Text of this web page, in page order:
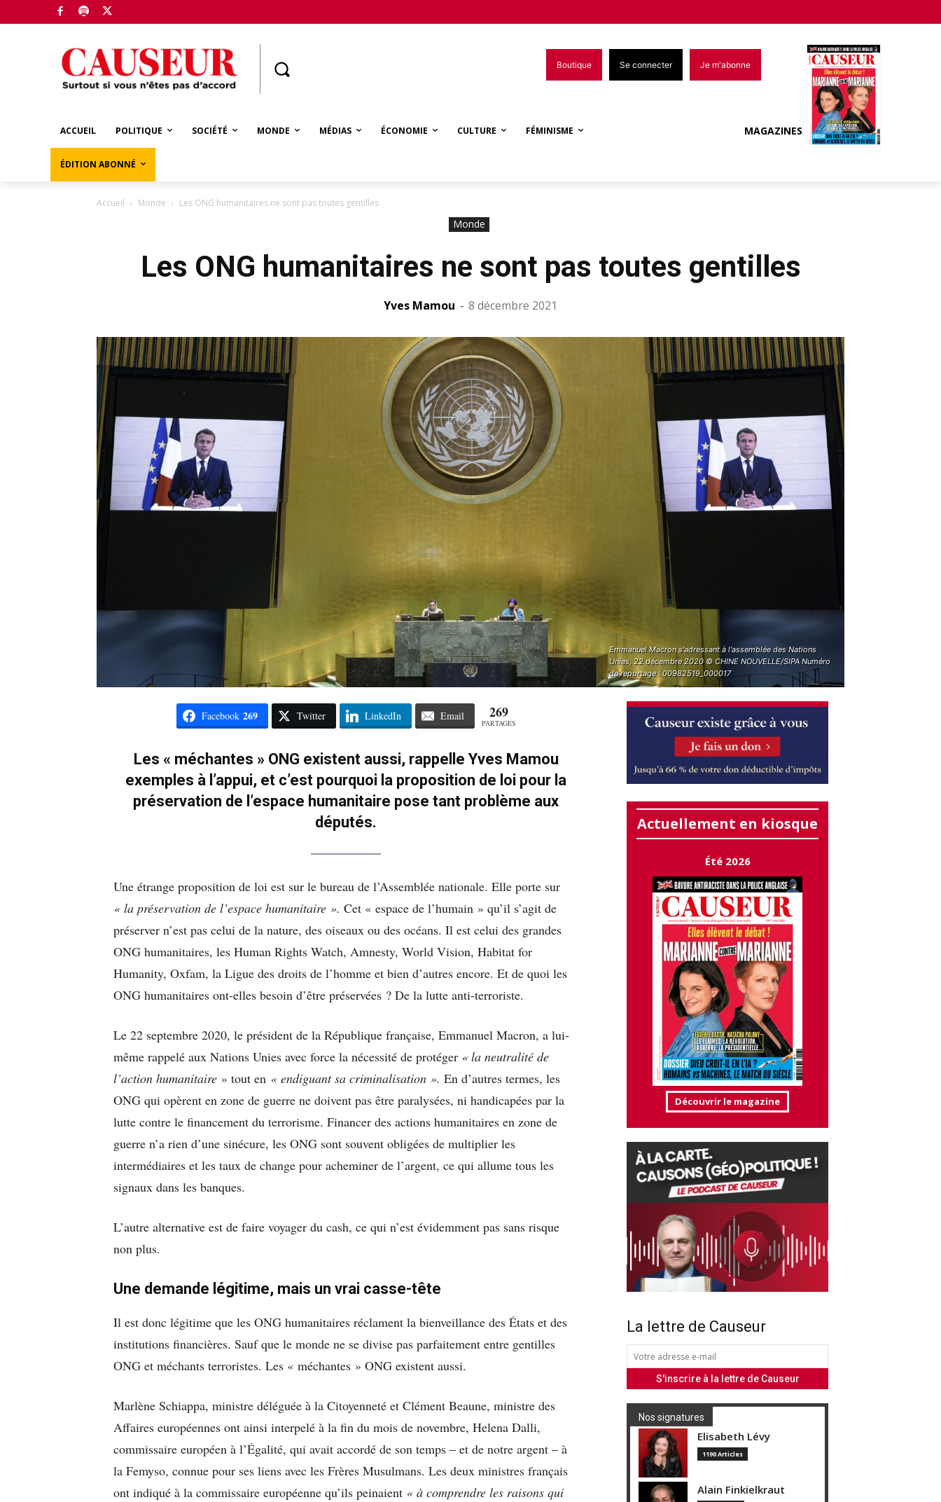
Boutique Se connecter Je m'abonne
ACCUEIL POLITIQUE SOCIÉTÉ MONDE MÉDIAS ÉCONOMIE CULTURE FÉMINISME
ÉDITION ABONNÉ
MAGAZINES
Accueil Monde Les ONG humanitaires ne sont pas toutes gentilles
Monde
Les ONG humanitaires ne sont pas toutes gentilles
Yves Mamou - 8 décembre 2021
Emmanuel Macron s'adressant à l'assemblée des Nations
Unies, 22 décembre 2020 © CHINE NOUVELLE/SIPA Numéro
de reportage : 00982519_000017
Facebook 269 Twitter LinkedIn Email 269
PARTAGES
Les « méchantes » ONG existent aussi, rappelle Yves Mamou
exemples à l’appui, et c’est pourquoi la proposition de loi pour la
préservation de l’espace humanitaire pose tant problème aux
députés.
Une étrange proposition de loi est sur le bureau de l’Assemblée nationale. Elle porte sur
« la préservation de l’espace humanitaire ». Cet « espace de l’humain » qu’il s’agit de
préserver n’est pas celui de la nature, des oiseaux ou des océans. Il est celui des grandes
ONG humanitaires, les Human Rights Watch, Amnesty, World Vision, Habitat for
Humanity, Oxfam, la Ligue des droits de l’homme et bien d’autres encore. Et de quoi les
ONG humanitaires ont-elles besoin d’être préservées ? De la lutte anti-terroriste.
Le 22 septembre 2020, le président de la République française, Emmanuel Macron, a lui-
même rappelé aux Nations Unies avec force la nécessité de protéger « la neutralité de
l’action humanitaire » tout en « endiguant sa criminalisation ». En d’autres termes, les
ONG qui opèrent en zone de guerre ne doivent pas être paralysées, ni handicapées par la
lutte contre le financement du terrorisme. Financer des actions humanitaires en zone de
guerre n’a rien d’une sinécure, les ONG sont souvent obligées de multiplier les
intermédiaires et les taux de change pour acheminer de l’argent, ce qui allume tous les
signaux dans les banques.
L’autre alternative est de faire voyager du cash, ce qui n’est évidemment pas sans risque
non plus.
Une demande légitime, mais un vrai casse-tête
Il est donc légitime que les ONG humanitaires réclament la bienveillance des États et des
institutions financières. Sauf que le monde ne se divise pas parfaitement entre gentilles
ONG et méchants terroristes. Les « méchantes » ONG existent aussi.
Marlène Schiappa, ministre déléguée à la Citoyenneté et Clément Beaune, ministre des
Affaires européennes ont ainsi interpelé à la fin du mois de novembre, Helena Dalli,
commissaire européen à l’Égalité, qui avait accordé de son temps – et de notre argent – à
la Femyso, connue pour ses liens avec les Frères Musulmans. Les deux ministres français
ont indiqué à la commissaire européenne qu’ils peinaient « à comprendre les raisons qui
Actuellement en kiosque
Été 2026
Découvrir le magazine
La lettre de Causeur
Nos signatures
Elisabeth Lévy
1190 Articles
Alain Finkielkraut